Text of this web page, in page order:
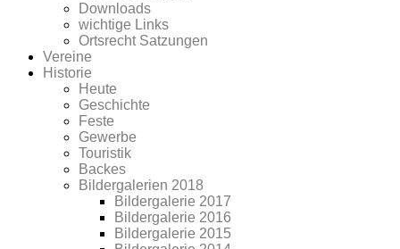
Downloads
wichtige Links
Ortsrecht Satzungen
Vereine
Historie
Heute
Geschichte
Feste
Gewerbe
Touristik
Backes
Bildergalerien 2018
Bildergalerie 2017
Bildergalerie 2016
Bildergalerie 2015